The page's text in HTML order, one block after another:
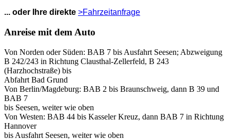
... oder Ihre direkte >Fahrzeitanfrage
Anreise mit dem Auto
Von Norden oder Süden: BAB 7 bis Ausfahrt Seesen; Abzweigung
B 242/243 in Richtung Clausthal-Zellerfeld, B 243
(Harzhochstraße) bis
Abfahrt Bad Grund
Von Berlin/Magdeburg: BAB 2 bis Braunschweig, dann B 39 und
BAB 7
bis Seesen, weiter wie oben
Von Westen: BAB 44 bis Kasseler Kreuz, dann BAB 7 in Richtung
Hannover
bis Ausfahrt Seesen, weiter wie oben